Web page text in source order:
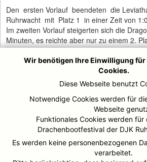
Den ersten Vorlauf beendeten die
Ruhrwacht mit Platz 1 in einer Zeit von
Im zweiten Vorlauf steigerten sich die
Minuten, es reichte aber nur zu einem 2.
und es bedeutete Platz 2.
Nach den Vorläufen wurden die
Leviathan-Dragons in den RUN-Cup
diesem Cup starteten die 12 besten
Nach 2 Finalläufen mit den Zeiten 1:02,83
hervorragenden 6.Platz Platz 6.
Wir benötigen Ihre Einwilligung für
Cookies.
Diese Webseite benutzt
Notwendige Cookies werden für
Webseite
Funktionales Cookies werden für
Drachenbootfestival der DJK
Es werden keine personenbezogenen
verarbeitet.